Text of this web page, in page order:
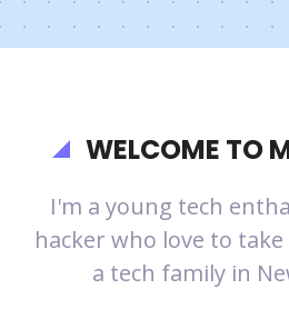
WELCOME TO
I'm a young tech
hacker who love to
a tech family in